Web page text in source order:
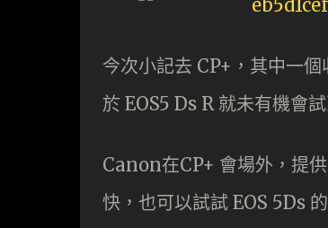
今次小記去 CP+，其中一
於 EOS5 Ds R 就未有機會試
Canon在CP+ 會場外，提
快，也可以試試 EOS 5Ds